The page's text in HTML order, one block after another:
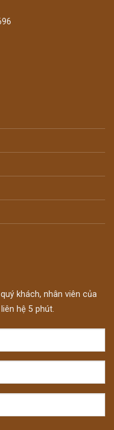
khách, nhân viên của
hệ 5 phút.